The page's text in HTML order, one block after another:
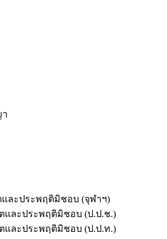
และประพฤติมิชอบ (จุฬาฯ)
และประพฤติมิชอบ (ป.ป.ช.)
และประพฤติมิชอบ (ป.ป.ท.)